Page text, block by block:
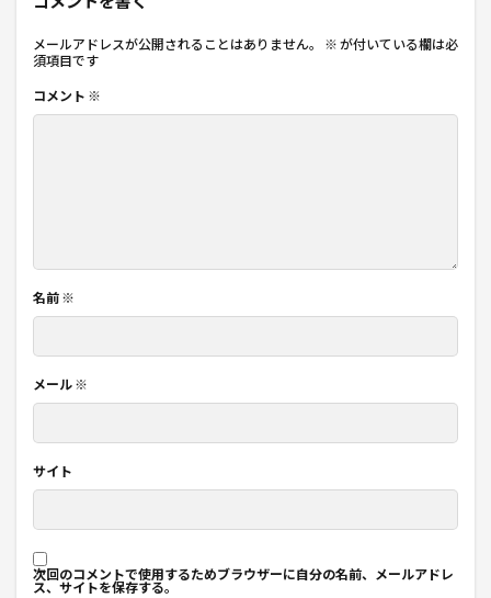
メールアドレスが公開されることはありません。 ※ が付いている欄は必
須項目です
コメント ※
名前 ※
メール ※
サイト
次回のコメントで使用するためブラウザーに自分の名前、メールアドレ
ス、サイトを保存する。